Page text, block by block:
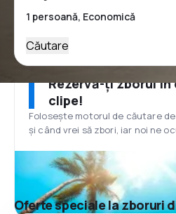
Căutare
Rezervă-ți zborul în
clipe!
Folosește motorul de căutare
și când vrei să zbori, iar noi ne
Oferte speciale la zboruri